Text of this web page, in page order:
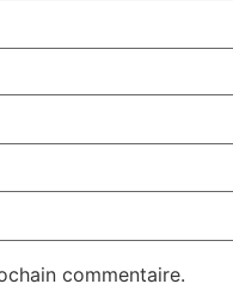
commentaire.